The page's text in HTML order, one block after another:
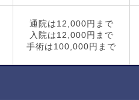
通院は12,000円まで
入院は12,000円まで
手術は100,000円まで